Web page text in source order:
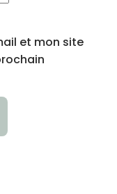
et mon site